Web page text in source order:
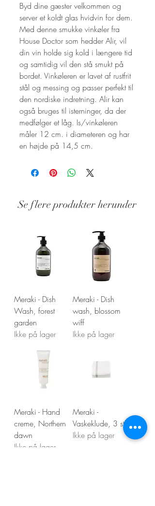
Byd dine gæster velkommen og
server et koldt glas hvidvin for dem.
Med denne smukke vinkøler fra
House Doctor som hedder Alir, vil
din vin holde sig kold i længere tid
og samtidig vil den stå smukt på
bordet. Vinkøleren er lavet af rustfrit
stål og messing og passer perfekt til
den nordiske indretning. Alir kan
også bruges til isterninger, da der
medfølger et låg. Is/vinkøleren
måler 12 cm. i diameteren og har
en højde på 14,5 cm.
Se flere produkter herunder
Stand: Ny
Meraki - Dish
Wash, forest
garden
Ikke på lager
Meraki - Dish
wash, blossom
wiff
Ikke på lager
Meraki - Hand
creme, Northern
dawn
Ikke på lager
Meraki -
Vaskeklude, 3 stk
Ikke på lager